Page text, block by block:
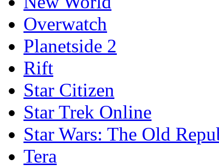
Overwatch
Planetside 2
Rift
Star Citizen
Star Trek Online
Star Wars: The Old
Tera